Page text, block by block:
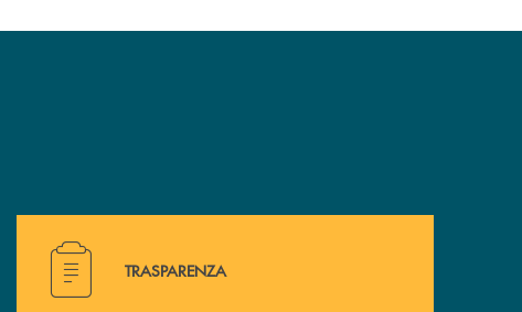
Hai bisogno di alcuni documenti ? Vai alla pagina della
TRASPARENZA